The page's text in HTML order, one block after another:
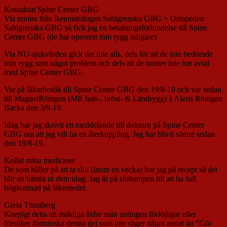
Kontaktat Spine Center GBG
Via remiss från Reumatologen Sahlgrenska GBG > Ortopeden
Sahlgrenska GBG så fick jag en betalningsförbindelse till Spine
Center GBG (de har opererat min rygg tidigare)
Via NU-sjukvården gick det inte alls, dels för att de inte bedömde
min rygg som något problem och dels att de numer inte har avtal
med Spine Center GBG.
Var på läkarbesök till Spine Center GBG den 19/8-19 och var sedan
till MagnetRöntgen (MR hals-, bröst- & Ländrygg) å Aleris Röntgen
Backa den 3/9-19
Idag har jag skrivit ett meddelande till doktorn på Spine Center
GBG om att jag vill ha en återkoppling. Jag har blivit sämre sedan
den 19/8-19.
Kollat mina mediciner
De som håller på att ta slut (inom en vecka) har jag på recept så det
blir att hämta ut dem idag. Jag är på sluttampen till att ha full
högkostnad på läkemedel.
Greta Thunberg
Knepigt detta att mäktiga äldre män antingen förlöjligar eller
försöker förminska denna tjej som inte säger något annat än ”Gör